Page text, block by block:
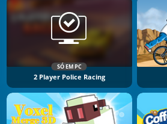
SÓ EM PC
2 Player Police Racing